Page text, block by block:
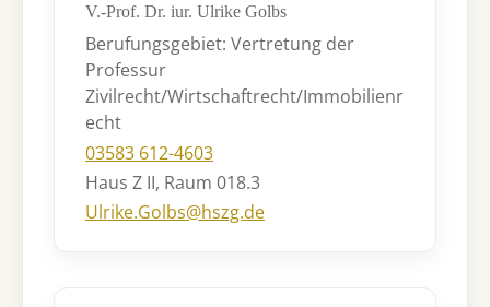
V.-Prof. Dr. iur. Ulrike Golbs
Berufungsgebiet: Vertretung der
Professur
Zivilrecht/Wirtschaftrecht/Immobilienr
echt
03583 612-4603
Haus Z II, Raum 018.3
Ulrike.Golbs@hszg.de